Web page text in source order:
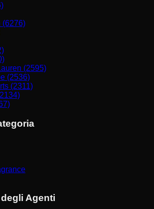
(6276)
(2595)
(2536)
(2311)
Agenti